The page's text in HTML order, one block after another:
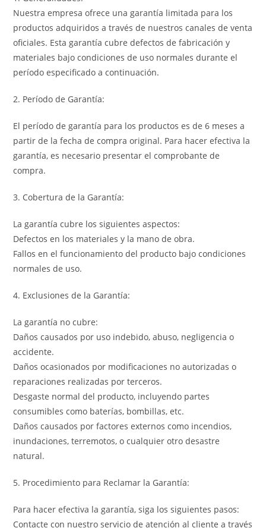
Nuestra empresa ofrece una garantía limitada para los
productos adquiridos a través de nuestros canales de venta
oficiales. Esta garantía cubre defectos de fabricación y
materiales bajo condiciones de uso normales durante el
período especificado a continuación.
2. Período de Garantía:
El período de garantía para los productos es de 6 meses a
partir de la fecha de compra original. Para hacer efectiva la
garantía, es necesario presentar el comprobante de
compra.
3. Cobertura de la Garantía:
La garantía cubre los siguientes aspectos:
Defectos en los materiales y la mano de obra.
Fallos en el funcionamiento del producto bajo condiciones
normales de uso.
4. Exclusiones de la Garantía:
La garantía no cubre:
Daños causados por uso indebido, abuso, negligencia o
accidente.
Daños ocasionados por modificaciones no autorizadas o
reparaciones realizadas por terceros.
Desgaste normal del producto, incluyendo partes
consumibles como baterías, bombillas, etc.
Daños causados por factores externos como incendios,
inundaciones, terremotos, o cualquier otro desastre
natural.
5. Procedimiento para Reclamar la Garantía:
Para hacer efectiva la garantía, siga los siguientes pasos:
Contacte con nuestro servicio de atención al cliente a través